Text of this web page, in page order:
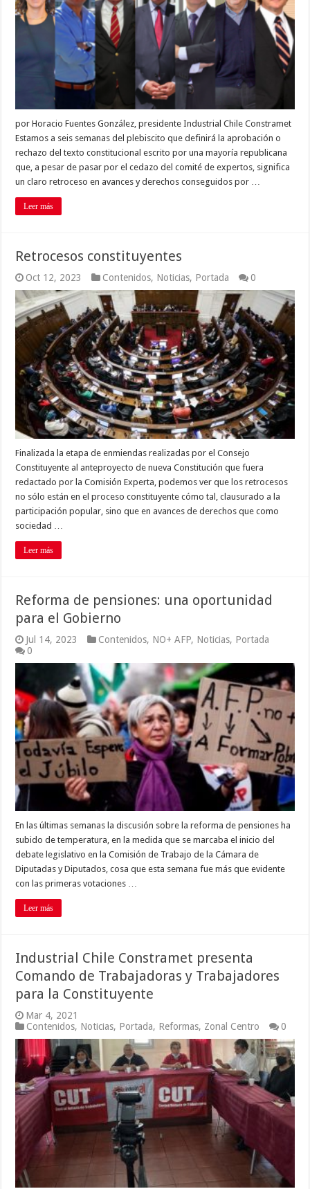
por Horacio Fuentes González, presidente Industrial Chile Constramet
Estamos a seis semanas del plebiscito que definirá la aprobación o
rechazo del texto constitucional escrito por una mayoría republicana
que, a pesar de pasar por el cedazo del comité de expertos, significa
un claro retroceso en avances y derechos conseguidos por …
Leer más
Retrocesos constituyentes
Oct 12, 2023 Contenidos, Noticias, Portada 0
Finalizada la etapa de enmiendas realizadas por el Consejo
Constituyente al anteproyecto de nueva Constitución que fuera
redactado por la Comisión Experta, podemos ver que los retrocesos
no sólo están en el proceso constituyente cómo tal, clausurado a la
participación popular, sino que en avances de derechos que como
sociedad …
Leer más
Reforma de pensiones: una oportunidad
para el Gobierno
Jul 14, 2023 Contenidos, NO+ AFP, Noticias, Portada
0
En las últimas semanas la discusión sobre la reforma de pensiones ha
subido de temperatura, en la medida que se marcaba el inicio del
debate legislativo en la Comisión de Trabajo de la Cámara de
Diputadas y Diputados, cosa que esta semana fue más que evidente
con las primeras votaciones …
Leer más
Industrial Chile Constramet presenta
Comando de Trabajadoras y Trabajadores
para la Constituyente
Mar 4, 2021
Contenidos, Noticias, Portada, Reformas, Zonal Centro 0